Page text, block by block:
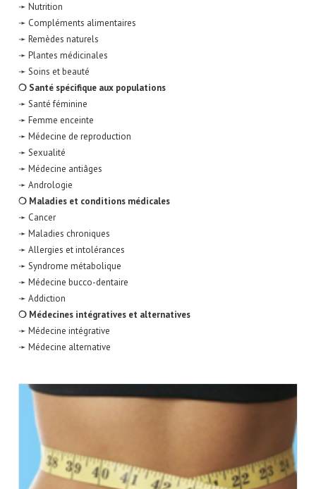
➛ Nutrition
➛ Compléments alimentaires
➛ Remèdes naturels
➛ Plantes médicinales
➛ Soins et beauté
❍ Santé spécifique aux populations
➛ Santé féminine
➛ Femme enceinte
➛ Médecine de reproduction
➛ Sexualité
➛ Médecine antiâges
➛ Andrologie
❍ Maladies et conditions médicales
➛ Cancer
➛ Maladies chroniques
➛ Allergies et intolérances
➛ Syndrome métabolique
➛ Médecine bucco-dentaire
➛ Addiction
❍ Médecines intégratives et alternatives
➛ Médecine intégrative
➛ Médecine alternative